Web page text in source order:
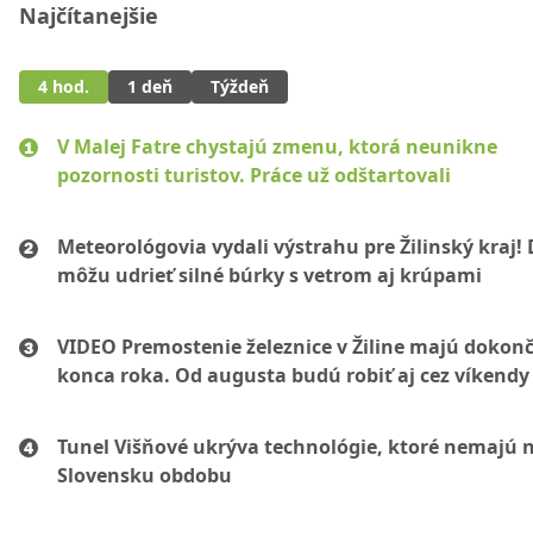
Najčítanejšie
4 hod. 1 deň Týždeň
V Malej Fatre chystajú zmenu, ktorá neunikne
pozornosti turistov. Práce už odštartovali
Meteorológovia vydali výstrahu pre Žilinský kraj!
môžu udrieť silné búrky s vetrom aj krúpami
VIDEO Premostenie železnice v Žiline majú
konca roka. Od augusta budú robiť aj cez víkendy
Tunel Višňové ukrýva technológie, ktoré nemajú
Slovensku obdobu